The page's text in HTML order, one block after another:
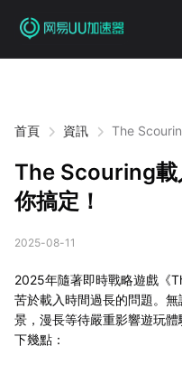
首頁 資訊 The
The Scouring載
你搞定！
2025-08-11
2025年隨著即時戰略遊戲《
苦於載入時間過長的問題。
景，漫長等待嚴重影響遊玩
下幾點：